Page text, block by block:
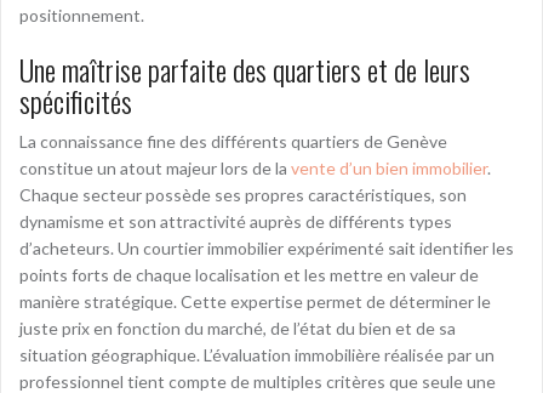
positionnement.
Une maîtrise parfaite des quartiers et de leurs
spécificités
La connaissance fine des différents quartiers de Genève
constitue un atout majeur lors de la vente d’un bien immobilier.
Chaque secteur possède ses propres caractéristiques, son
dynamisme et son attractivité auprès de différents types
d’acheteurs. Un courtier immobilier expérimenté sait identifier les
points forts de chaque localisation et les mettre en valeur de
manière stratégique. Cette expertise permet de déterminer le
juste prix en fonction du marché, de l’état du bien et de sa
situation géographique. L’évaluation immobilière réalisée par un
professionnel tient compte de multiples critères que seule une